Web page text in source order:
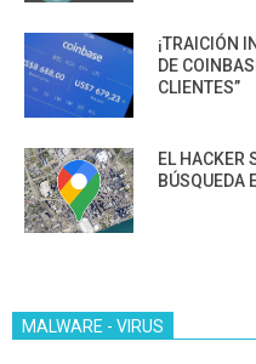
¡TRAICIÓN
DE
CLIENTES”
EL HACKER
BÚSQUEDA
MALWARE - VIRUS